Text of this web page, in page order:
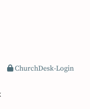
ChurchDesk-Login